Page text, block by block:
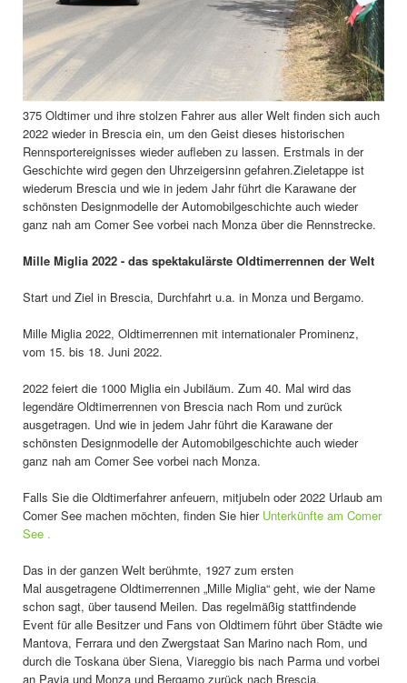
375 Oldtimer und ihre stolzen Fahrer aus aller Welt finden sich auch
2022 wieder in Brescia ein, um den Geist dieses historischen
Rennsportereignisses wieder aufleben zu lassen. Erstmals in der
Geschichte wird gegen den Uhrzeigersinn gefahren.Zieletappe ist
wiederum Brescia und wie in jedem Jahr führt die Karawane der
schönsten Designmodelle der Automobilgeschichte auch wieder
ganz nah am Comer See vorbei nach Monza über die Rennstrecke.
Mille Miglia 2022 - das spektakulärste Oldtimerrennen der Welt
Start und Ziel in Brescia, Durchfahrt u.a. in Monza und Bergamo.
Mille Miglia 2022, Oldtimerrennen mit internationaler Prominenz,
vom 15. bis 18. Juni 2022.
2022 feiert die 1000 Miglia ein Jubiläum. Zum 40. Mal wird das
legendäre Oldtimerrennen von Brescia nach Rom und zurück
ausgetragen. Und wie in jedem Jahr führt die Karawane der
schönsten Designmodelle der Automobilgeschichte auch wieder
ganz nah am Comer See vorbei nach Monza.
Falls Sie die Oldtimerfahrer anfeuern, mitjubeln oder 2022 Urlaub am
Comer See machen möchten, finden Sie hier Unterkünfte am Comer
See .
Das in der ganzen Welt berühmte, 1927 zum ersten
Mal ausgetragene Oldtimerrennen „Mille Miglia“ geht, wie der Name
schon sagt, über tausend Meilen. Das regelmäßig stattfindende
Event für alle Besitzer und Fans von Oldtimern führt über Städte wie
Mantova, Ferrara und den Zwergstaat San Marino nach Rom, und
durch die Toskana über Siena, Viareggio bis nach Parma und vorbei
an Pavia und Monza und Bergamo zurück nach Brescia.